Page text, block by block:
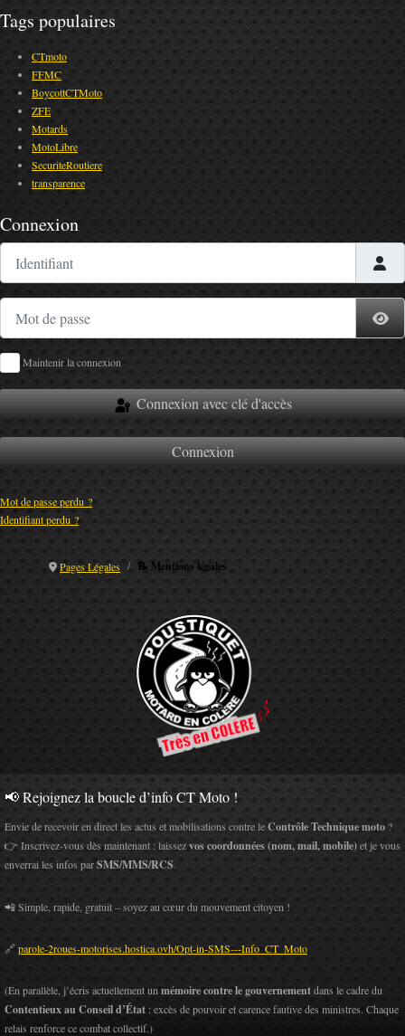
Tags populaires
CTmoto
FFMC
BoycottCTMoto
ZFE
Motards
MotoLibre
SecuriteRoutiere
transparence
Connexion
Identifiant
Mot de passe
Maintenir la connexion
Connexion avec clé d'accès
Connexion
Mot de passe perdu ?
Identifiant perdu ?
Pages Légales 📝 Mentions légales
📢 Rejoignez la boucle d’info CT Moto !
Envie de recevoir en direct les actus et mobilisations contre leContrôle Technique moto ?
👉 Inscrivez-vous dès maintenant : laissezvos coordonnées (nom, mail, mobile)et je vous
enverrai les infos parSMS/MMS/RCS
📲 Simple, rapide, gratuit – soyez au cœur du mouvement citoyen !
🔗parole-2roues-motorises.hostica.ovh/Opt-in-SMS---Info_CT_Moto
(En parallèle, j’écris actuellement un mémoire contre le gouvernementdans le cadre du
Contentieux au Conseil d’État : excès de pouvoir et carence fautive des ministres. Chaque
relais renforce ce combat collectif.)